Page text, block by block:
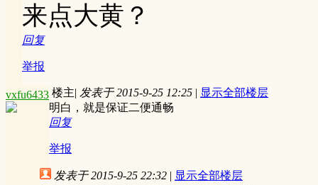
来点大黄？
回复
举报
vxfu6433 楼主| 发表于 2015-9-25 12:25 | 显示全部楼层
明白，就是保证二便通畅
回复
举报
发表于 2015-9-25 22:32 | 显示全部楼层